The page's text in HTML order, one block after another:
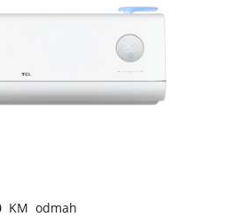
KM odmah